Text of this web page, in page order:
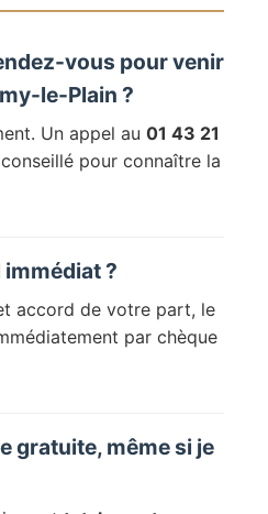
vous pour venir
le-Plain ?
Un appel au 01 43 21
pour connaître la
?
accord de votre part, le
par chèque
gratuite, même si je